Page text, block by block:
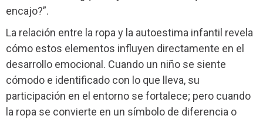
encajo?”.
La relación entre la ropa y la autoestima infantil revela
cómo estos elementos influyen directamente en el
desarrollo emocional. Cuando un niño se siente
cómodo e identificado con lo que lleva, su
participación en el entorno se fortalece; pero cuando
la ropa se convierte en un símbolo de diferencia o